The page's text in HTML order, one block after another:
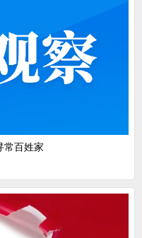
常百姓家